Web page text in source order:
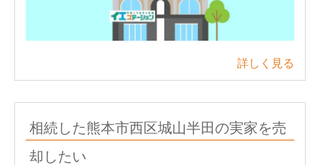
詳しく見る
相続した熊本市西区城山半田の実家を売
却したい